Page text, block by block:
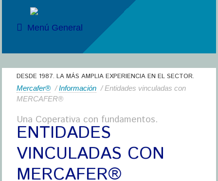
Menú General
DESDE 1987. LA MÁS AMPLIA EXPERIENCIA EN EL SECTOR.
Mercafer® /Información / Entidades vinculadas con
MERCAFER®
Una Coperativa con fundamentos.
ENTIDADES
VINCULADAS CON
MERCAFER®